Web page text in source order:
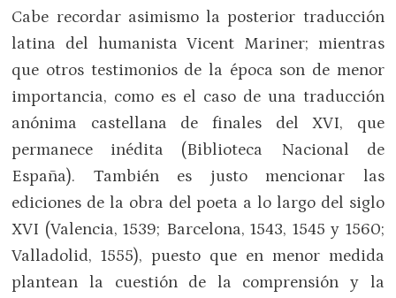
Cabe recordar asimismo la posterior traducción
latina del humanista Vicent Mariner; mientras
que otros testimonios de la época son de menor
importancia, como es el caso de una traducción
anónima castellana de finales del XVI, que
permanece inédita (Biblioteca Nacional de
España). También es justo mencionar las
ediciones de la obra del poeta a lo largo del siglo
XVI (Valencia, 1539; Barcelona, 1543, 1545 y 1560;
Valladolid, 1555), puesto que en menor medida
plantean la cuestión de la comprensión y la